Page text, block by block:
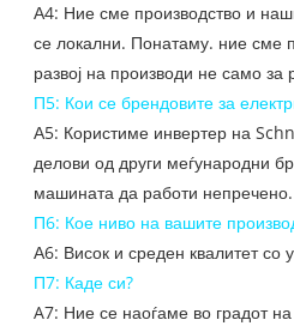
А4: Ние сме производство и
се локални. Понатаму. ние сме
развој на производи не само
П5: Кои се брендовите за
А5: Користиме инвертер на
делови од други меѓународни
машината да работи непречено.
П6: Кое ниво на вашите
А6: Висок и среден квалитет со
П7: Каде си?
A7: Ние се наоѓаме во градот